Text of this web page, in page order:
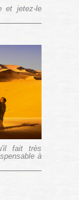
et jetez-le
fait très
à